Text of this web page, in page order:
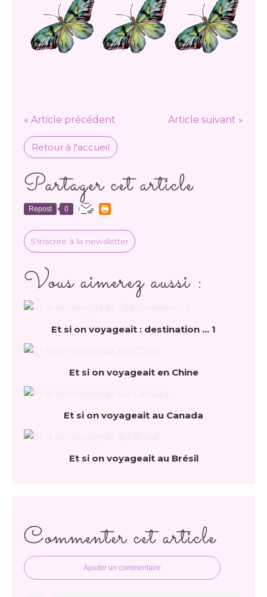
« Article précédent Article suivant »
Retour à l'accueil
Partager cet article
Repost 0
S'inscrire à la newsletter
Vous aimerez aussi :
Et si on voyageait : destination ... 1
Et si on voyageait en Chine
Et si on voyageait au Canada
Et si on voyageait au Brésil
Commenter cet article
Ajouter un commentaire